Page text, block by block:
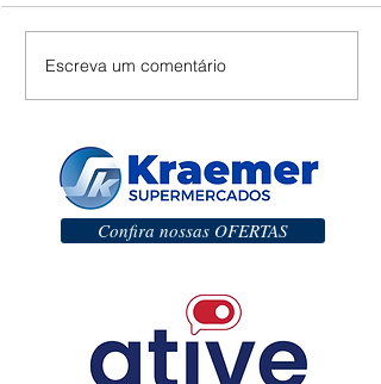
Escreva um comentário
Confira nossas OFERTAS